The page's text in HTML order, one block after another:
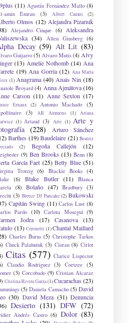
(11) Agustín Fernández Mallo (8)
amin Emran
(3) Albert Camus (2)
Olmos (12) Alejandra Pizarnik
Alejandro Cinque (6)
Aleksandra
(34) Allen Ginsberg (6)
Decay (59) Alt Lit (83)
Guijarro (5) Alvaro Mutis (4) Alvy
(13) Amelie Nothomb (14) Ana
(19) Ana Gorria (12) Ana María
(1) Anagrama (40) Anais Nin (18)
Broyard (4) Anna Ajmátova (16)
Carson (11) Anne Sexton (17)
Ernaux (2) Antonio Machado
(5)
(3) AR Ammons (1)
Ariana
(1) Artaud (3) Arte (1) Arte y
(228)
Arturo Sánchez
Barthes (19) Baudelaire (21) Beatriz
(2) Begoña Callejón (12)
(9) Ben Brooks (13) Benn (8)
García Faet (25) Betty Blue (51)
Trotzig (6) Blackie Books (4)
(6) Blake Butler (11)
Blanca
(8) Bolaño (47) Bradbury (3)
(3) Breece DJ Pancake (2) Bukowski
Capitán Swing (11) Carlos Lust (8)
Pardo (10) Carlota Moseguí (9)
Jodra (17) Casanova
(13)
(13) Ceronetti (1) Chantal Maillard
Charles Burns (5) Christophe Tarkos
Chuck Palahniuk (3) Cioran (8) Cirlot
Citas (577) Clarice Lispector
Claudio Rodríguez (3) Coetzee (5)
(3) Corcobado (9) Cristian Alcaraz
Cristina Rivera Garza(1)Cucarachas (23)
(5) Daniela Camacho (5) David
(30) David Meza (31) Denuncia
Desierto (131) DFW (72)
Andrés Castro (6) Dolor (83)